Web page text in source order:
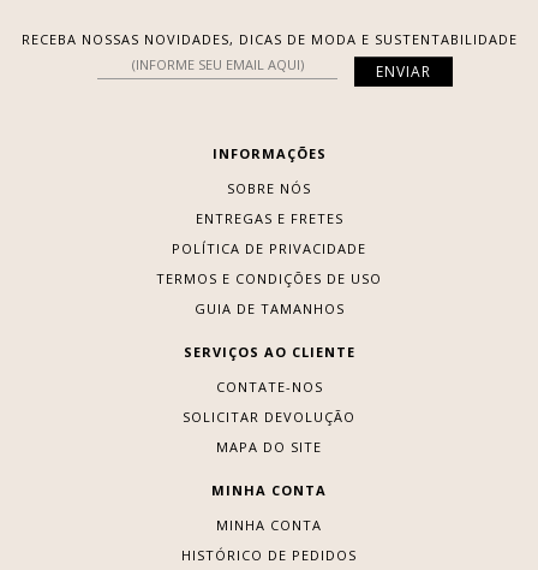
RECEBA NOSSAS NOVIDADES, DICAS DE MODA E SUSTENTABILIDADE
INFORMAÇÕES
SOBRE NÓS
ENTREGAS E FRETES
POLÍTICA DE PRIVACIDADE
TERMOS E CONDIÇÕES DE USO
GUIA DE TAMANHOS
SERVIÇOS AO CLIENTE
CONTATE-NOS
SOLICITAR DEVOLUÇÃO
MAPA DO SITE
MINHA CONTA
MINHA CONTA
HISTÓRICO DE PEDIDOS